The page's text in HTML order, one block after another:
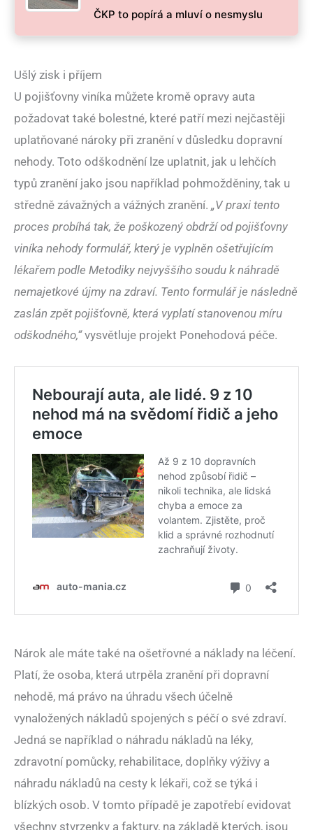
ČKP to popírá a mluví o nesmyslu
Ušlý zisk i příjem
U pojišťovny viníka můžete kromě opravy auta
požadovat také bolestné, které patří mezi nejčastěji
uplatňované nároky při zranění v důsledku dopravní
nehody. Toto odškodnění lze uplatnit, jak u lehčích
typů zranění jako jsou například pohmožděniny, tak u
středně závažných a vážných zranění. „V praxi tento
proces probíhá tak, že poškozený obdrží od pojišťovny
viníka nehody formulář, který je vyplněn ošetřujícím
lékařem podle Metodiky nejvyššího soudu k náhradě
nemajetkové újmy na zdraví. Tento formulář je následně
zaslán zpět pojišťovně, která vyplatí stanovenou míru
odškodného,“vysvětluje projekt Ponehodová péče.
Nárok ale máte také na ošetřovné a náklady na léčení.
Platí, že osoba, která utrpěla zranění při dopravní
nehodě, má právo na úhradu všech účelně
vynaložených nákladů spojených s péčí o své zdraví.
Jedná se například o náhradu nákladů na léky,
zdravotní pomůcky, rehabilitace, doplňky výživy a
náhradu nákladů na cesty k lékaři, což se týká i
blízkých osob. V tomto případě je zapotřebí evidovat
všechny stvrzenky a faktury, na základě kterých, jsou